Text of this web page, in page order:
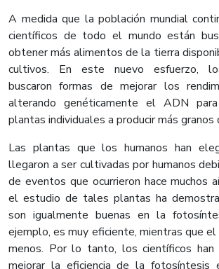
A medida que la población mundial
científicos de todo el mundo están
obtener más alimentos de la tierra
cultivos. En este nuevo esfuerzo,
buscaron formas de mejorar los
alterando genéticamente el ADN
plantas individuales a producir más granos
Las plantas que los humanos han
llegaron a ser cultivadas por humanos
de eventos que ocurrieron hace muchos
el estudio de tales plantas ha
son igualmente buenas en la
ejemplo, es muy eficiente, mientras que
menos. Por lo tanto, los científicos han
mejorar la eficiencia de la fotosíntesis